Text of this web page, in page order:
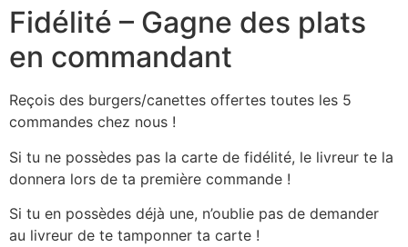
Fidélité – Gagne des plats
en commandant
Reçois des burgers/canettes offertes toutes les 5
commandes chez nous !
Si tu ne possèdes pas la carte de fidélité, le livreur te la
donnera lors de ta première commande !
Si tu en possèdes déjà une, n’oublie pas de demander
au livreur de te tamponner ta carte !